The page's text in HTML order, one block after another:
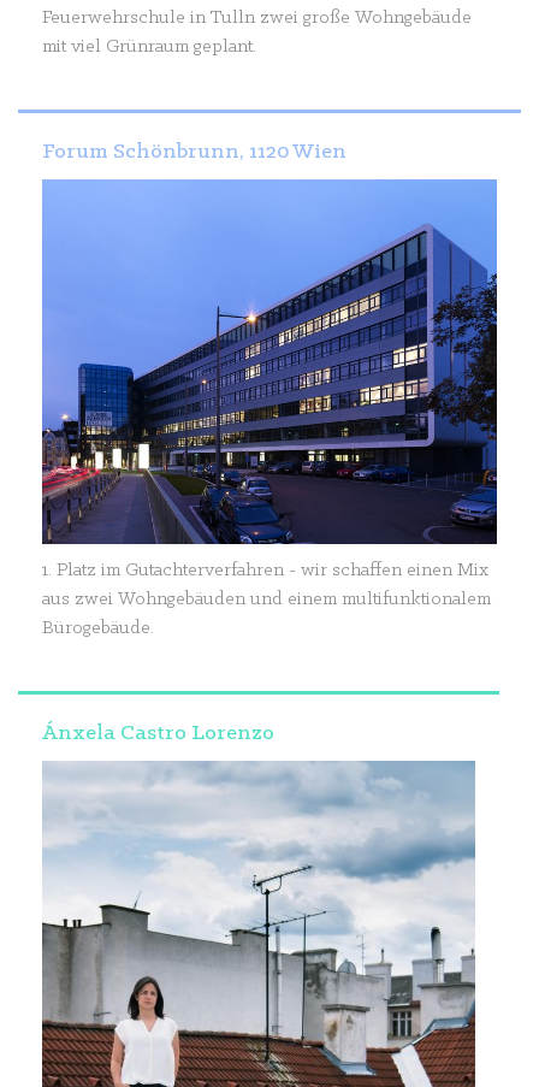
Feuerwehrschule in Tulln zwei große Wohngebäude
mit viel Grünraum geplant.
Forum Schönbrunn, 1120 Wien
1. Platz im Gutachterverfahren - wir schaffen einen Mix
aus zwei Wohngebäuden und einem multifunktionalem
Bürogebäude.
Ánxela Castro Lorenzo